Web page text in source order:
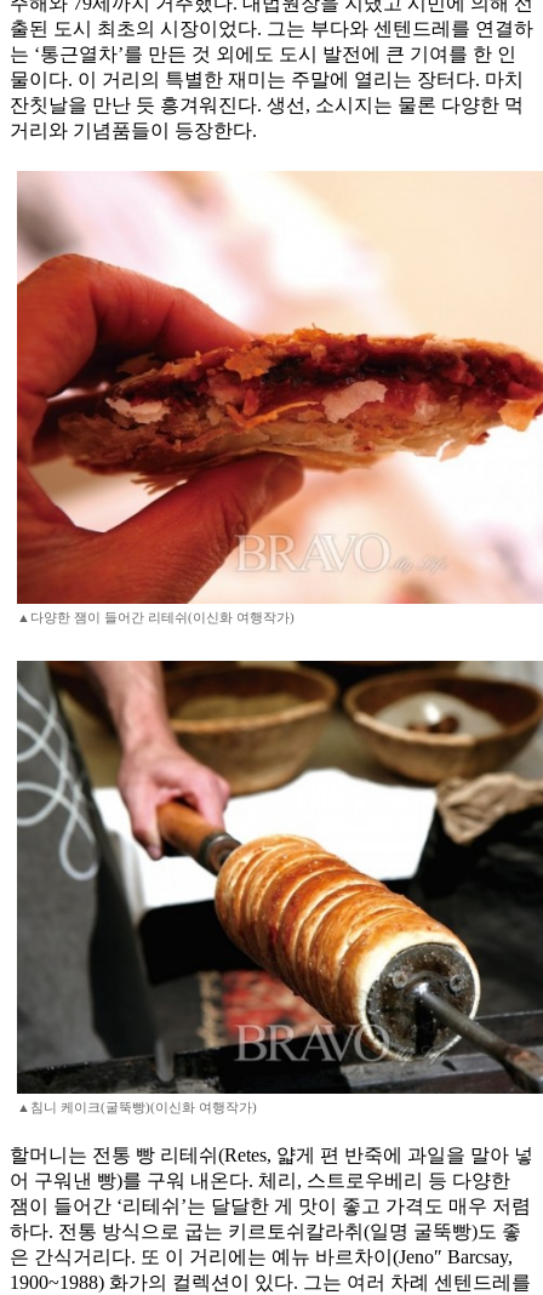
출된 도시 최초의 시장이었다. 그는 부다와 센텐드레를 연결하
는 ‘통근열차’를 만든 것 외에도 도시 발전에 큰 기여를 한 인
물이다. 이 거리의 특별한 재미는 주말에 열리는 장터다. 마치
잔칫날을 만난 듯 흥겨워진다. 생선, 소시지는 물론 다양한 먹
거리와 기념품들이 등장한다.
▲다양한 잼이 들어간 리테쉬(이신화 여행작가)
▲침니 케이크(굴뚝빵)(이신화 여행작가)
할머니는 전통 빵 리테쉬(Retes, 얇게 편 반죽에 과일을 말아 넣
어 구워낸 빵)를 구워 내온다. 체리, 스트로우베리 등 다양한
잼이 들어간 ‘리테쉬’는 달달한 게 맛이 좋고 가격도 매우 저렴
하다. 전통 방식으로 굽는 키르토쉬칼라취(일명 굴뚝빵)도 좋
은 간식거리다. 또 이 거리에는 예뉴 바르차이(Jeno″ Barcsay,
1900~1988) 화가의 컬렉션이 있다. 그는 여러 차례 센텐드레를